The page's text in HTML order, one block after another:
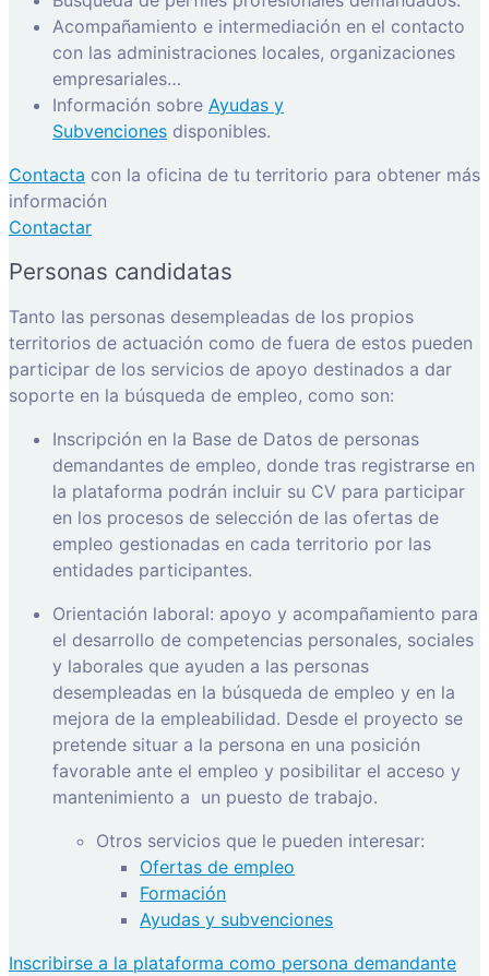
Acompañamiento e intermediación en el contacto
con las administraciones locales, organizaciones
empresariales…
Información sobre Ayudas y
Subvenciones disponibles.
Contacta con la oficina de tu territorio para obtener más
información
Contactar
Personas candidatas
Tanto las personas desempleadas de los propios
territorios de actuación como de fuera de estos pueden
participar de los servicios de apoyo destinados a dar
soporte en la búsqueda de empleo, como son:
Inscripción en la Base de Datos de personas
demandantes de empleo, donde tras registrarse en
la plataforma podrán incluir su CV para participar
en los procesos de selección de las ofertas de
empleo gestionadas en cada territorio por las
entidades participantes.
Orientación laboral: apoyo y acompañamiento para
el desarrollo de competencias personales, sociales
y laborales que ayuden a las personas
desempleadas en la búsqueda de empleo y en la
mejora de la empleabilidad. Desde el proyecto se
pretende situar a la persona en una posición
favorable ante el empleo y posibilitar el acceso y
mantenimiento a un puesto de trabajo.
Otros servicios que le pueden interesar:
Ofertas de empleo
Formación
Ayudas y subvenciones
Inscribirse a la plataforma como persona demandante